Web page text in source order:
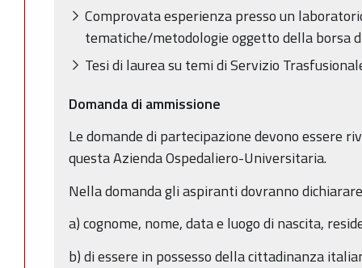
Comprovata esperienza presso un
tematiche/metodologie oggetto della borsa
Tesi di laurea su temi di Servizio
Domanda di ammissione
Le domande di partecipazione devono essere
questa Azienda Ospedaliero-Universitaria.
Nella domanda gli aspiranti dovranno
a) cognome, nome, data e luogo di nascita,
b) di essere in possesso della cittadinanza